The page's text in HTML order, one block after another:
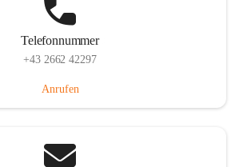
Telefonnummer
+43 2662 42297
Anrufen